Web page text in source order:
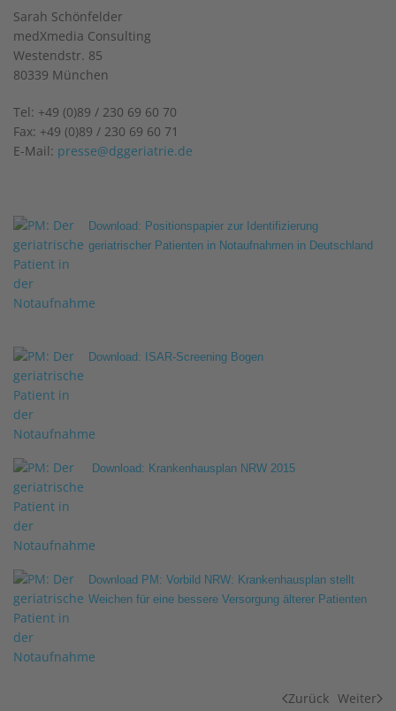
Sarah Schönfelder
medXmedia Consulting
Westendstr. 85
80339 München
Tel: +49 (0)89 / 230 69 60 70
Fax: +49 (0)89 / 230 69 60 71
E-Mail: presse@dggeriatrie.de
Download: Positionspapier zur Identifizierung
geriatrischer Patienten in Notaufnahmen in Deutschland
Download: ISAR-Screening Bogen
Download: Krankenhausplan NRW 2015
Download PM: Vorbild NRW: Krankenhausplan stellt
Weichen für eine bessere Versorgung älterer Patienten
Zurück Weiter